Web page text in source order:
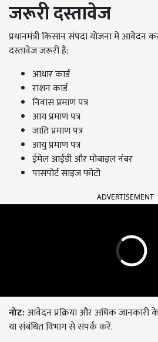
जरूरी दस्तावेज
प्रधानमंत्री किसान संपदा योजना में आवेदन
दस्तावेज जरूरी हैं:
आधार कार्ड
राशन कार्ड
निवास प्रमाण पत्र
आय प्रमाण पत्र
जाति प्रमाण पत्र
आयु प्रमाण पत्र
ईमेल आईडी और मोबाइल नंबर
पासपोर्ट साइज फोटो
ADVERTISEMENT
नोट:आवेदन प्रक्रिया और अधिक जानकारी
या संबंधित विभाग से संपर्क करें.